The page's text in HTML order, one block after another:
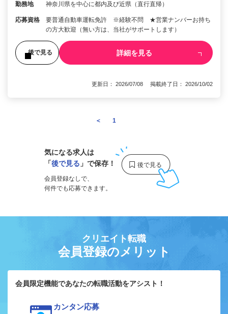
勤務地 神奈川県を中心に都内及び近県（直行直帰）
応募資格
要普通自動車運転免許 ※経験不問 ★営業ナンバーお持ち
の方大歓迎（無い方は、当社がサポートします）
後で見る 詳細を見る
更新日： 2026/07/08 掲載終了日： 2026/10/02
＜ 1
気になる求人は
「後で見る 」で保存！
会員登録なしで、
何件でも応募できます。
クリエイト転職
会員登録のメリット
会員限定機能であなたの転職活動をアシスト！
カンタン応募